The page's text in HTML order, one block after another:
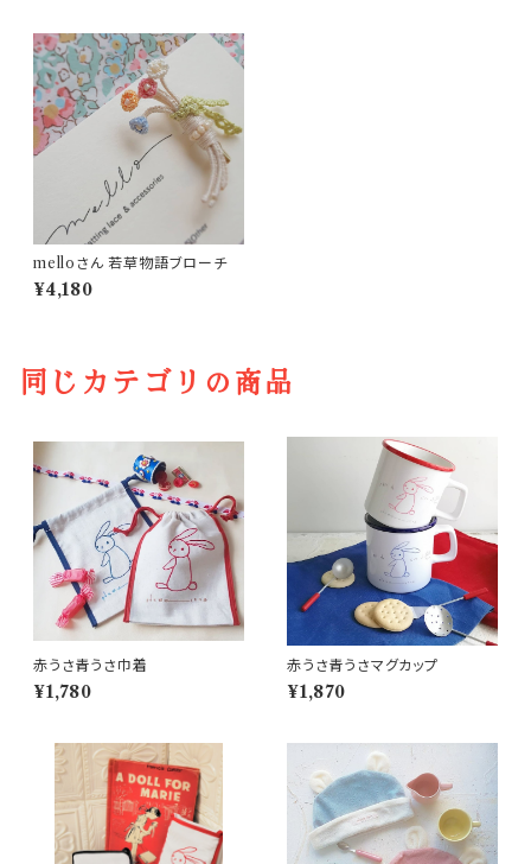
melloさん 若草物語ブローチ
¥4,180
同じカテゴリの商品
赤うさ青うさ巾着
¥1,780
赤うさ青うさマグカップ
¥1,870